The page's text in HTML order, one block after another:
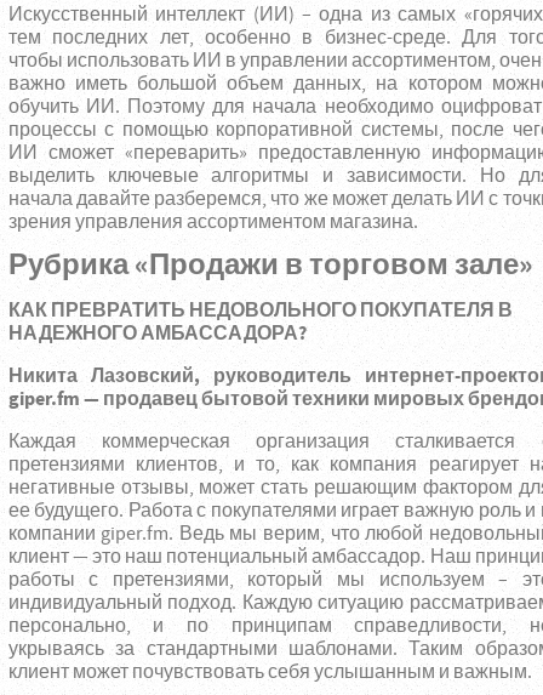
Искусственный интеллект (ИИ) – одна из самых
тем последних лет, особенно в бизнес-среде. Для
чтобы использовать ИИ в управлении ассортиментом,
важно иметь большой объем данных, на котором
обучить ИИ. Поэтому для начала необходимо
процессы с помощью корпоративной системы, после
ИИ сможет «переварить» предоставленную
выделить ключевые алгоритмы и зависимости. Но
начала давайте разберемся, что же может делать ИИ с
зрения управления ассортиментом магазина.
Рубрика «Продажи в торговом зале»
КАК ПРЕВРАТИТЬ НЕДОВОЛЬНОГО ПОКУПАТЕЛЯ В
НАДЕЖНОГО АМБАССАДОРА?
Никита Лазовский, руководитель интернет-
giper.fm — продавец бытовой техники мировых
Каждая коммерческая организация сталкивается
претензиями клиентов, и то, как компания реагирует
негативные отзывы, может стать решающим фактором
ее будущего. Работа с покупателями играет важную роль и
компании giper.fm. Ведь мы верим, что любой
клиент — это наш потенциальный амбассадор. Наш
работы с претензиями, который мы используем –
индивидуальный подход. Каждую ситуацию
персонально, и по принципам справедливости,
укрываясь за стандартными шаблонами. Таким
клиент может почувствовать себя услышанным и важным.